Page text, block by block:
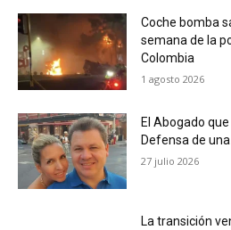
Coche bomba
semana de la
Colombia
1 agosto 2026
El Abogado
Defensa de
27 julio 2026
La transición